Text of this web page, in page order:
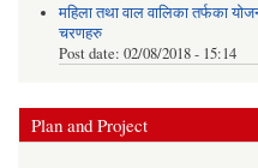
महिला तथा वाल वालिका तर्फका
चरणहरु
Post date: 02/08/2018 - 15:14
Plan and Project